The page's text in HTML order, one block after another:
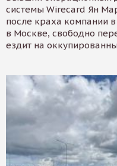
системы Wirecard Ян
после краха компании
в Москве, свободно
ездит на